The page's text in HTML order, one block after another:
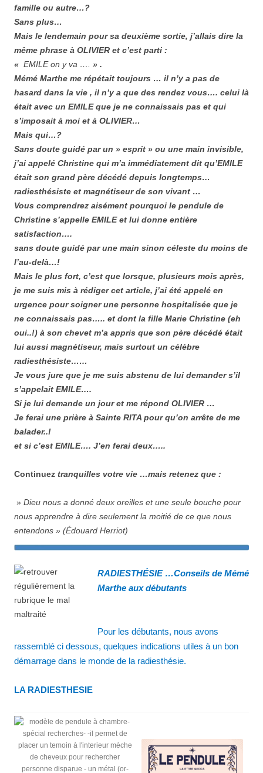
famille ou autre…?
Sans plus…
Mais le lendemain pour sa deuxième sortie, j’allais dire la
même phrase à OLIVIER et c’est parti :
« EMILE on y va ….
» .
Mémé Marthe me répétait toujours … il n’y a pas de
hasard dans la vie , il n’y a que des rendez vous…. celui là
était avec un EMILE que je ne connaissais pas et qui
s’imposait à moi et à OLIVIER…
Mais qui…?
Sans doute guidé par un » esprit » ou une main invisible,
j’ai appelé Christine qui m’a immédiatement dit qu’EMILE
était son grand père décédé depuis longtemps…
radiesthésiste et magnétiseur de son vivant …
Vous comprendrez aisément pourquoi le pendule de
Christine s’appelle EMILE et lui donne entière
satisfaction….
sans doute guidé par une main sinon céleste du moins de
l’au-delà…!
Mais le plus fort, c’est que lorsque, plusieurs mois après,
je me suis mis à rédiger cet article, j’ai été appelé en
urgence pour soigner une personne hospitalisée que je
ne connaissais pas….. et dont la fille Marie Christine (eh
oui..!) à son chevet m’a appris que son père décédé était
lui aussi magnétiseur, mais surtout un célèbre
radiesthésiste……
Je vous jure que je me suis abstenu de lui demander s’il
s’appelait EMILE….
Si je lui demande un jour et me répond OLIVIER …
Je ferai une prière à Sainte RITA pour qu’on arrête de me
balader..!
et si c’est EMILE…. J’en ferai deux…..
Continuez tranquilles votre vie …mais retenez que :
» Dieu nous a donné deux oreilles et une seule bouche pour
nous apprendre à dire seulement la moitié de ce que nous
entendons » (Édouard Herriot)
RADIESTHÉSIE …Conseils de Mémé
Marthe aux débutants
Pour les débutants, nous avons
rassemblé ci dessous, quelques indications utiles à un bon
démarrage dans le monde de la radiesthésie.
LA RADIESTHESIE